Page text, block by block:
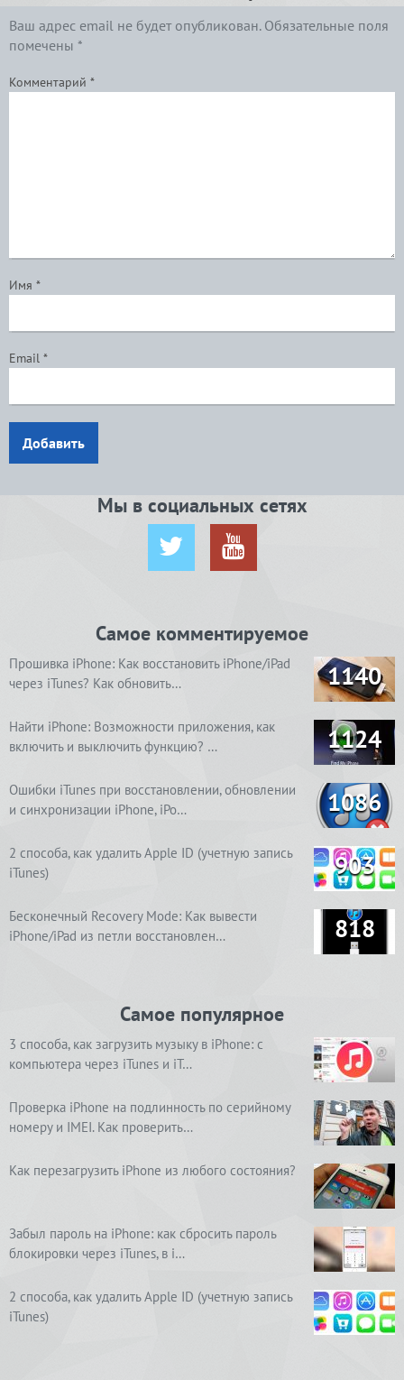
Ваш адрес email не будет опубликован. Обязательные поля
помечены *
Комментарий *
Имя *
Email *
Добавить
Мы в социальных сетях
Самое комментируемое
Прошивка iPhone: Как восстановить iPhone/iPad
через iTunes? Как обновить…
1140
Найти iPhone: Возможности приложения, как
включить и выключить функцию? …
1124
Ошибки iTunes при восстановлении, обновлении
и синхронизации iPhone, iPo…
1086
2 способа, как удалить Apple ID (учетную запись
iTunes)
903
Бесконечный Recovery Mode: Как вывести
iPhone/iPad из петли восстановлен…
818
Самое популярное
3 способа, как загрузить музыку в iPhone: с
компьютера через iTunes и iT…
Проверка iPhone на подлинность по серийному
номеру и IMEI. Как проверить…
Как перезагрузить iPhone из любого состояния?
Забыл пароль на iPhone: как сбросить пароль
блокировки через iTunes, в i…
2 способа, как удалить Apple ID (учетную запись
iTunes)